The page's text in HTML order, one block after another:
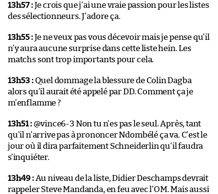
13h57 :Je crois que j’ai une vraie passion pour les listes
des sélectionneurs. J’adore ça.
13h55 :Je ne veux pas vous décevoir mais je pense qu’il
n’y aura aucune surprise dans cette liste hein. Les
matchs sont trop importants pour cela.
13h53 :Quel dommage la blessure de Colin Dagba
alors qu’il aurait été appelé par DD. Comment ça je
m’enflamme ?
13h51 :@vince6-3 Non tu n’es pas le seul. Après, tant
qu’il n’arrive pas à prononcer Ndombélé ça va. C’est le
jour où il dira parfaitement Schneiderlin qu’il faudra
s’inquiéter.
13h49 :Au niveau de la liste, Didier Deschamps devrait
rappeler Steve Mandanda, en feu avec l’OM. Mais aussi